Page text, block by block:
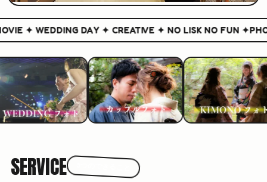
✦ WEDDING DAY ✦ CREATIVE ✦ NO LISK NO FUN ✦
SERVICE